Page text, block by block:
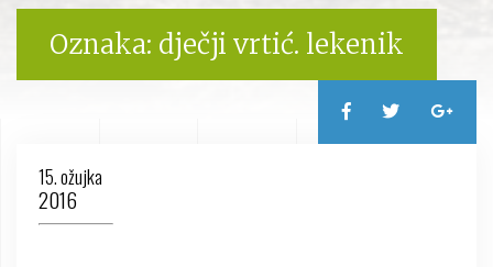
Oznaka: dječji vrtić. lekenik
15. ožujka
2016